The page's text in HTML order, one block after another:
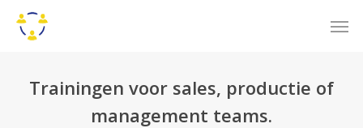
Trainingen voor sales, productie of
management teams.